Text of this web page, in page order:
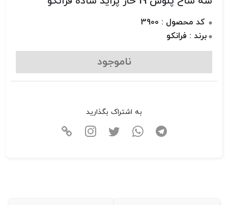
کد محصول : 3900
برند : فرانکو
ناموجود
به اشتراک بگذارید